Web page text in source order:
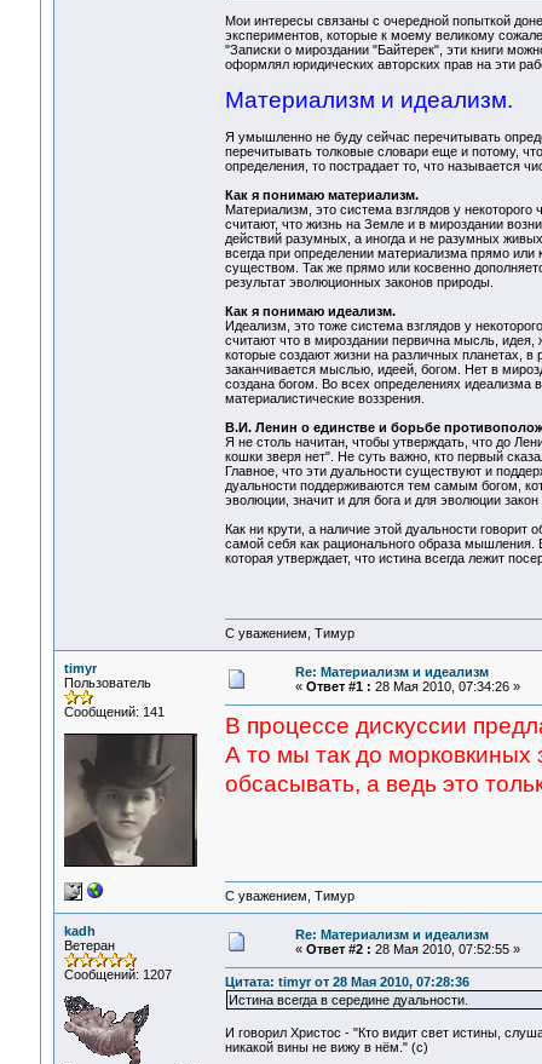
Мои интересы связаны с очередной попыткой
экспериментов, которые к моему великому
"Записки о мироздании "Байтерек", эти книги
оформлял юридических авторских прав на эти
Материализм и идеализм.
Я умышленно не буду сейчас перечитывать
перечитывать толковые словари еще и потому,
определения, то пострадает то, что называется
Как я понимаю материализм.
Материализм, это система взглядов у
считают, что жизнь на Земле и в мироздании
действий разумных, а иногда и не разумных
всегда при определении материализма прямо
существом. Так же прямо или косвенно
результат эволюционных законов природы.
Как я понимаю идеализм.
Идеализм, это тоже система взглядов у
считают что в мироздании первична мысль,
которые создают жизни на различных планетах,
заканчивается мыслью, идеей, богом. Нет в
создана богом. Во всех определениях идеализма
материалистические воззрения.
В.И. Ленин о единстве и борьбе
Я не столь начитан, чтобы утверждать, что до
кошки зверя нет". Не суть важно, кто первый
Главное, что эти дуальности существуют и
дуальности поддерживаются тем самым богом,
эволюции, значит и для бога и для эволюции
Как ни крути, а наличие этой дуальности
самой себя как рационального образа
которая утверждает, что истина всегда лежит
С уважением, Тимур
timyr
Пользователь
Сообщений: 141
Re: Материализм и идеализм
« Ответ #1 : 28 Мая 2010, 07:34:26 »
В процессе дискуссии
А то мы так до морковкиных
обсасывать, а ведь это
С уважением, Тимур
kadh
Ветеран
Сообщений: 1207
Re: Материализм и идеализм
« Ответ #2 : 28 Мая 2010, 07:52:55 »
Цитата: timyr от 28 Мая 2010, 07:28:36
Истина всегда в середине дуальности.
И говорил Христос - "Кто видит свет истины,
никакой вины не вижу в нём." (с)